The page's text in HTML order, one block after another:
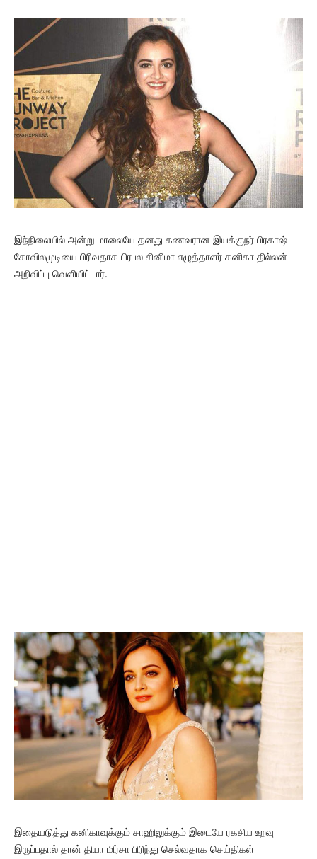
இந்நிலையில் அன்று மாலையே தனது கணவரான இயக்குநர் பிரகாஷ்
கோவிலமுடியை பிரிவதாக பிரபல சினிமா எழுத்தாளர் கனிகா தில்லன்
அறிவிப்பு வெளியிட்டார்.
இதையடுத்து கனிகாவுக்கும் சாஹிலுக்கும் இடையே ரகசிய உறவு
இருப்பதால் தான் தியா மிர்சா பிரிந்து செல்வதாக செய்திகள்